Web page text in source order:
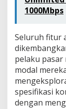
1000Mbps
Seluruh fitur
pelaku
modal
spesifikasi
dengan